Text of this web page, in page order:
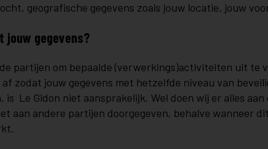
geografische gegevens zoals jouw locatie, jouw
jouw gegevens?
partijen om bepaalde (verwerkings)activiteiten uit
zodat jouw gegevens met hetzelfde niveau van
Le Gidon niet aansprakelijk. Wel doen wij er alles
aan andere partijen doorgegeven, behalve wanneer